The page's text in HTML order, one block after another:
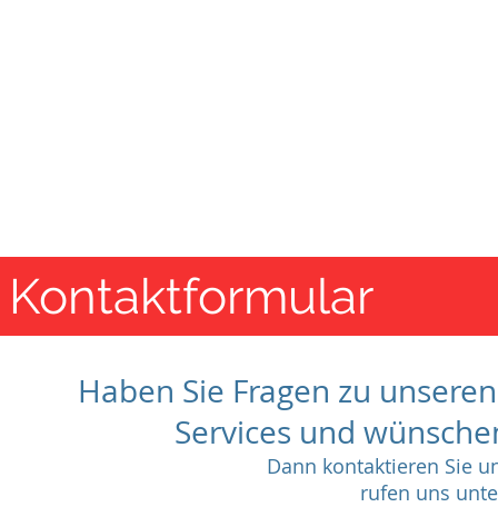
Kontaktformular
Haben Sie Fragen zu
Services und
Dann kontaktieren Sie
rufen uns